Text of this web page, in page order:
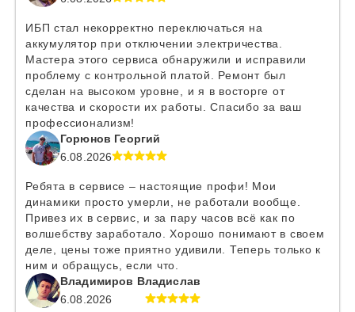
ИБП стал некорректно переключаться на
аккумулятор при отключении электричества.
Мастера этого сервиса обнаружили и исправили
проблему с контрольной платой. Ремонт был
сделан на высоком уровне, и я в восторге от
качества и скорости их работы. Спасибо за ваш
профессионализм!
Горюнов Георгий
6.08.2026
Ребята в сервисе – настоящие профи! Мои
динамики просто умерли, не работали вообще.
Привез их в сервис, и за пару часов всё как по
волшебству заработало. Хорошо понимают в своем
деле, цены тоже приятно удивили. Теперь только к
ним и обращусь, если что.
Владимиров Владислав
6.08.2026